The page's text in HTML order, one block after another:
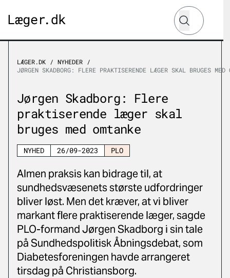
Hvad leder du
Søg
LÆGER.DK
NYHEDER
JØRGEN SKADBORG: FLERE PRAKTISERENDE LÆGER SKAL BRUGES MED
Jørgen Skadborg: Flere
praktiserende læger skal
bruges med omtanke
NYHED 26/09-2023 PLO
Almen praksis kan bidrage til, at
sundhedsvæsenets største udfordringer
bliver løst. Men det kræver, at vi bliver
markant flere praktiserende læger, sagde
PLO-formand Jørgen Skadborg i sin tale
på Sundhedspolitisk Åbningsdebat, som
Diabetesforeningen havde arrangeret
tirsdag på Christiansborg.